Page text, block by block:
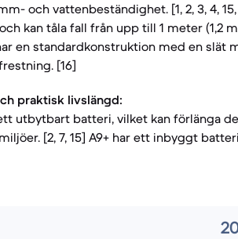
och vattenbeständighet. [1, 2, 3, 4,
kan tåla fall från upp till 1 meter (1,2
en standardkonstruktion med en
[16]
praktisk livslängd:
utbytbart batteri, vilket kan förlänga
[2, 7, 15] A9+ har ett inbyggt